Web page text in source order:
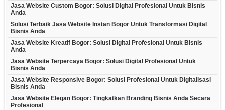
Jasa Website Custom Bogor: Solusi Digital Profesional Untuk Bisnis
Anda
Solusi Terbaik Jasa Website Instan Bogor Untuk Transformasi Digital
Bisnis Anda
Jasa Website Kreatif Bogor: Solusi Digital Profesional Untuk Bisnis
Anda
Jasa Website Terpercaya Bogor: Solusi Digital Profesional Untuk
Bisnis Anda
Jasa Website Responsive Bogor: Solusi Profesional Untuk Digitalisasi
Bisnis Anda
Jasa Website Elegan Bogor: Tingkatkan Branding Bisnis Anda Secara
Profesional